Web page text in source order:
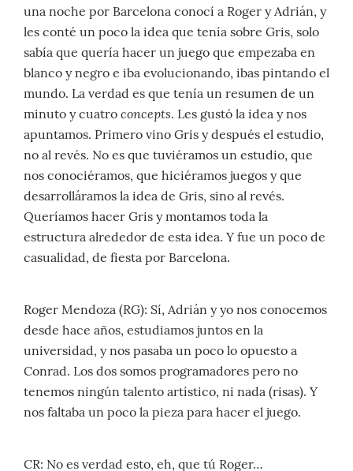
una noche por Barcelona conocí a Roger y Adrián, y
les conté un poco la idea que tenía sobre Gris, solo
sabía que quería hacer un juego que empezaba en
blanco y negro e iba evolucionando, ibas pintando el
mundo. La verdad es que tenía un resumen de un
minuto y cuatro concepts. Les gustó la idea y nos
apuntamos. Primero vino Gris y después el estudio,
no al revés. No es que tuviéramos un estudio, que
nos conociéramos, que hiciéramos juegos y que
desarrolláramos la idea de Gris, sino al revés.
Queríamos hacer Gris y montamos toda la
estructura alrededor de esta idea. Y fue un poco de
casualidad, de fiesta por Barcelona.
Roger Mendoza (RG): Sí, Adrián y yo nos conocemos
desde hace años, estudiamos juntos en la
universidad, y nos pasaba un poco lo opuesto a
Conrad. Los dos somos programadores pero no
tenemos ningún talento artístico, ni nada (risas). Y
nos faltaba un poco la pieza para hacer el juego.
CR: No es verdad esto, eh, que tú Roger…